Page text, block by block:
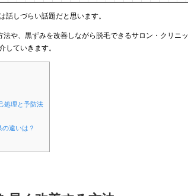
しづらい話題だと思います。
や、黒ずみを改善しながら脱毛できるサロン・クリニッ
していきます。
処理と予防法
違いは？